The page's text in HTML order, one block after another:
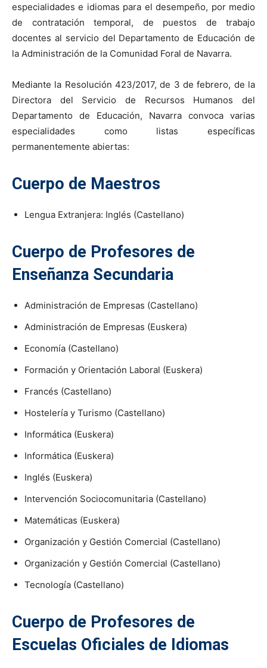
especialidades e idiomas para el desempeño, por medio
de contratación temporal, de puestos de trabajo
docentes al servicio del Departamento de Educación de
la Administración de la Comunidad Foral de Navarra.
Mediante la Resolución 423/2017, de 3 de febrero, de la
Directora del Servicio de Recursos Humanos del
Departamento de Educación, Navarra convoca varias
especialidades como listas específicas
permanentemente abiertas:
Cuerpo de Maestros
Lengua Extranjera: Inglés (Castellano)
Cuerpo de Profesores de
Enseñanza Secundaria
Administración de Empresas (Castellano)
Administración de Empresas (Euskera)
Economía (Castellano)
Formación y Orientación Laboral (Euskera)
Francés (Castellano)
Hostelería y Turismo (Castellano)
Informática (Euskera)
Informática (Euskera)
Inglés (Euskera)
Intervención Sociocomunitaria (Castellano)
Matemáticas (Euskera)
Organización y Gestión Comercial (Castellano)
Organización y Gestión Comercial (Castellano)
Tecnología (Castellano)
Cuerpo de Profesores de
Escuelas Oficiales de Idiomas